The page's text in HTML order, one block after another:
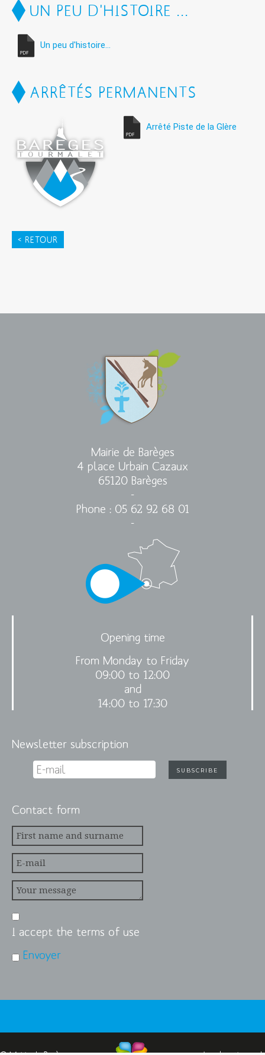
UN PEU D'HISTOIRE ...
Un peu d'histoire...
ARRÊTÉS PERMANENTS
Arrêté Piste de la Glère
< RETOUR
Mairie de Barèges
4 place Urbain Cazaux
65120 Barèges
-
Phone : 05 62 92 68 01
-
Opening time
From Monday to Friday
09:00 to 12:00
and
14:00 to 17:30
Newsletter subscription
Contact form
I accept the terms of use
Envoyer